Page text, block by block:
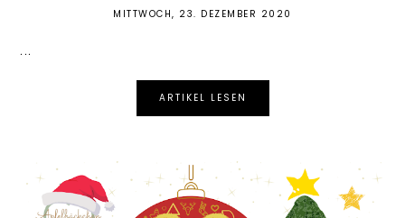
MITTWOCH, 23. DEZEMBER 2020
...
ARTIKEL LESEN